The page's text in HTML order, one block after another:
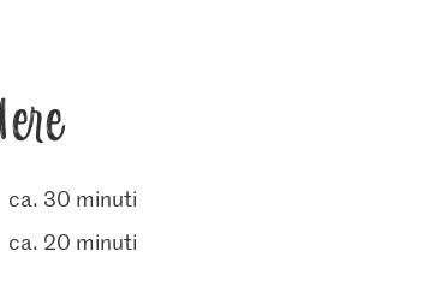
ca. 30 minuti
ca. 20 minuti